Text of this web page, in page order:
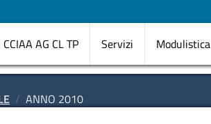
CCIAA AG CL TP Servizi Modulistica
ANNO 2010